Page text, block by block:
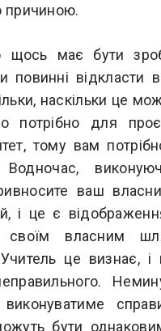
щось має бути
повинні відкласти
наскільки це
потрібно для
тому вам
Водночас,
ваш
і це є
власним
це визнає,
бути